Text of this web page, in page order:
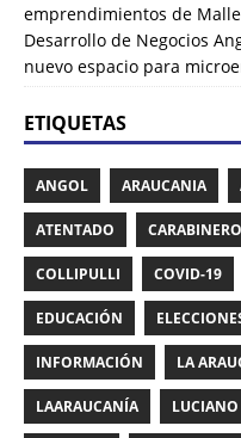
emprendimientos de
Desarrollo de Negocios
nuevo espacio para
ETIQUETAS
ANGOL ARAUCANIA
ATENTADO
COLLIPULLI COVID-19
EDUCACIÓN
INFORMACIÓN LA
LAARAUCANÍA LUCIANO